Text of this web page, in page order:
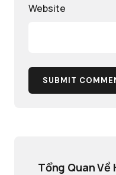
Website
SUBMIT
Tổng Quan Về